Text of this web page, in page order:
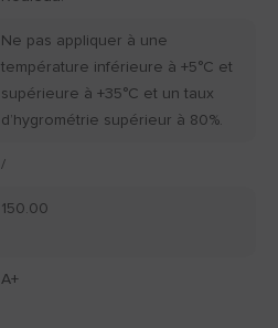
Ne pas appliquer à une
température inférieure à +5°C et
supérieure à +35°C et un taux
d’hygrométrie supérieur à 80%.
/
150.00
A+